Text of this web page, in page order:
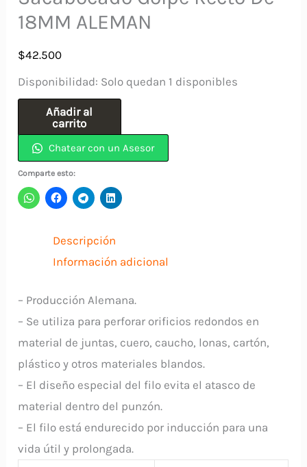
18MM ALEMAN
$42.500
Disponibilidad: Solo quedan 1 disponibles
Sacabocado
Recto
De
18MM
cantidad
Añadir al
carrito
Chatear con un Asesor
Comparte esto:
Descripción
Información adicional
– Producción Alemana.
– Se utiliza para perforar orificios redondos en
material de juntas, cuero, caucho, lonas, cartón,
plástico y otros materiales blandos.
– El diseño especial del filo evita el atasco de
material dentro del punzón.
– El filo está endurecido por inducción para una
vida útil y prolongada.